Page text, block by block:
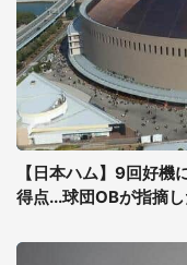
【日本ハム】9回好
得点...球団OBが指摘し